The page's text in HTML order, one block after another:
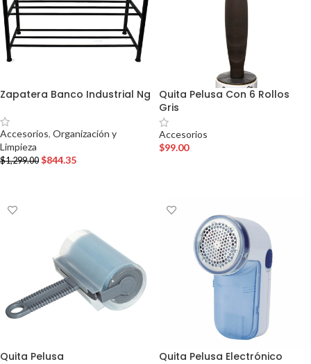
Zapatera Banco Industrial Ng
Accesorios, Organización y
Limpieza
$1,299.00 $844.35
Quita Pelusa Con 6 Rollos
Gris
Accesorios
$99.00
Quita Pelusa Quita Pelusa Electrónico